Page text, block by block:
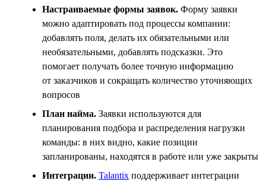
Настраиваемые формы заявок. Форму заявки
можно адаптировать под процессы компании:
добавлять поля, делать их обязательными или
необязательными, добавлять подсказки. Это
помогает получать более точную информацию
от заказчиков и сокращать количество уточняющих
вопросов
План найма. Заявки используются для
планирования подбора и распределения нагрузки
команды: в них видно, какие позиции
запланированы, находятся в работе или уже закрыты
Интеграции. Talantix поддерживает интеграции